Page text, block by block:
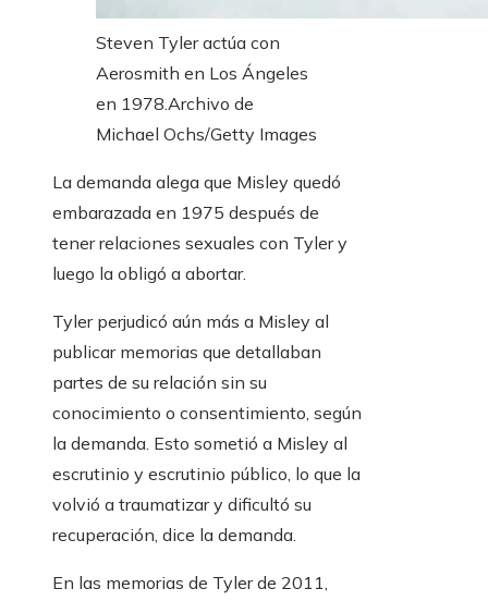
Steven Tyler actúa con
Aerosmith en Los Ángeles
en 1978.Archivo de
Michael Ochs/Getty Images
La demanda alega que Misley quedó
embarazada en 1975 después de
tener relaciones sexuales con Tyler y
luego la obligó a abortar.
Tyler perjudicó aún más a Misley al
publicar memorias que detallaban
partes de su relación sin su
conocimiento o consentimiento, según
la demanda. Esto sometió a Misley al
escrutinio y escrutinio público, lo que la
volvió a traumatizar y dificultó su
recuperación, dice la demanda.
En las memorias de Tyler de 2011,